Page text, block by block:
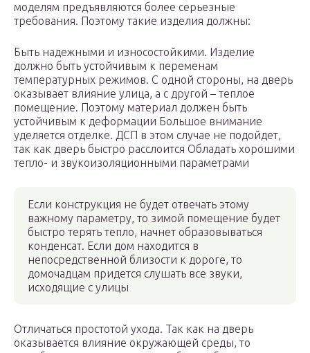
моделям предъявляются более серьезные
требования. Поэтому такие изделия должны:
Быть надежными и износостойкими. Изделие
должно быть устойчивым к переменам
температурных режимов. С одной стороны, на дверь
оказывает влияние улица, а с другой – теплое
помещение. Поэтому материал должен быть
устойчивым к деформации Большое внимание
уделяется отделке. ДСП в этом случае не подойдет,
так как дверь быстро расслоится Обладать хорошими
тепло- и звукоизоляционными параметрами
Если конструкция не будет отвечать этому
важному параметру, то зимой помещение будет
быстро терять тепло, начнет образовываться
конденсат. Если дом находится в
непосредственной близости к дороге, то
домочадцам придется слушать все звуки,
исходящие с улицы
Отличаться простотой ухода. Так как на дверь
оказывается влияние окружающей среды, то